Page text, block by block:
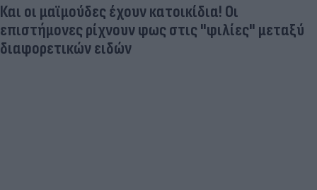
Και οι μαϊμούδες έχουν κατοικίδια! Οι
επιστήμονες ρίχνουν φως στις "φιλίες" μεταξύ
διαφορετικών ειδών